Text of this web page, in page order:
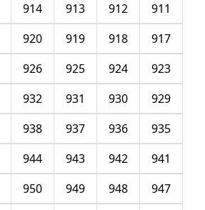
911
912
913
914
917
918
919
920
923
924
925
926
929
930
931
932
935
936
937
938
941
942
943
944
947
948
949
950